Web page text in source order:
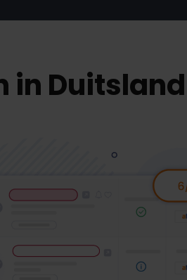
in Duitsland